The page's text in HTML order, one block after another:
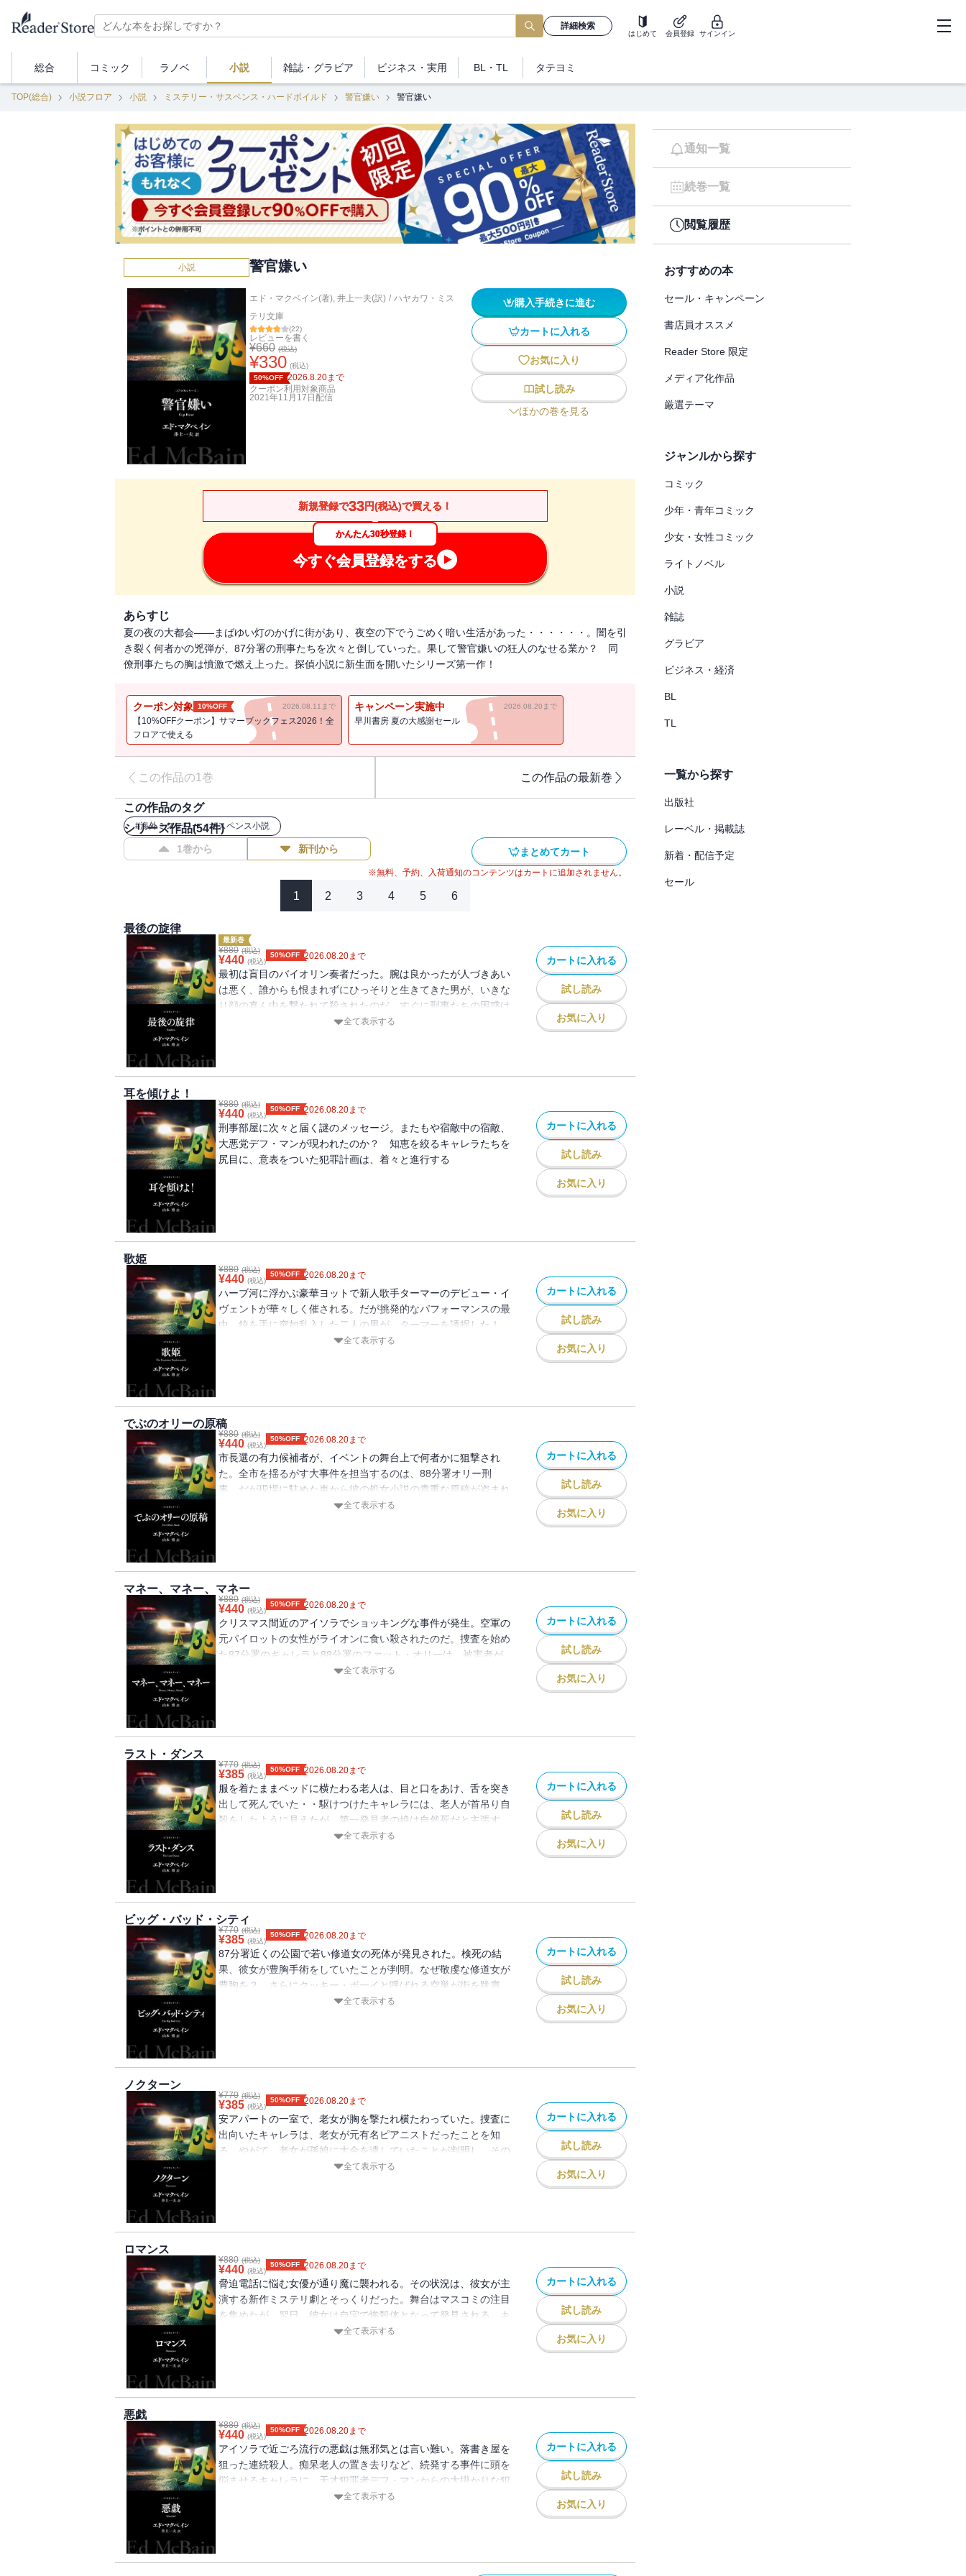
詳細検索
はじめて 会員登録 サインイン
総合 コミック ラノベ 小説 雑誌・ グラビア ビジネス ・実用 BL・TL タテヨミ
TOP(総合) 小説フロア 小説 ミステリー・サスペンス・ハードボイルド 警官嫌い 警官嫌い
小説 警官嫌い
エド・マクベイン(著), 井上一夫(訳) / ハヤカワ・ミス
テリ文庫
(22)
レビューを書く
¥660 (税込)
¥330 (税込)
50%OFF 2026.8.20まで
クーポン利用対象商品
2021年11月17日 配信
購入手続きに進む
カートに入れる
お気に入り
試し読み
ほかの巻を見る
新規登録で33円(税込)で買える！
かんたん30秒登録！
今すぐ会員登録をする
あらすじ
夏の夜の大都会――まばゆい灯のかげに街があり、夜空の下でうごめく暗い生活があった・・・・・・。闇を引
き裂く何者かの兇弾が、87分署の刑事たちを次々と倒していった。果して警官嫌いの狂人のなせる業か？ 同
僚刑事たちの胸は憤激で燃え上った。探偵小説に新生面を開いたシリーズ第一作！
クーポン対象 10%OFF 2026.08.11まで
【10%OFFクーポン】サマーブックフェス2026！全
フロアで使える
キャンペーン実施中 2026.08.20まで
早川書房 夏の大感謝セール
この作品の1巻 この作品の最新巻
この作品のタグ
#海外ミステリー・サスペンス小説
シリーズ作品(54件)
1巻から 新刊から まとめてカート
※無料、予約、入荷通知のコンテンツはカートに追加されません。
1 2 3 4 5 6
最後の旋律
最新巻
¥880 (税込)
¥440 (税込)
50%OFF 2026.08.20まで
最初は盲目のバイオリン奏者だった。腕は良かったが人づきあい
は悪く、誰からも恨まれずにひっそりと生きてきた男が、いきな
り顔の真ん中を撃たれて殺されたのだ。すぐに刑事たちの困惑は
深まることになる。今度は化粧品販売の女性が射殺されたのだ。
全て表示する
カートに入れる
試し読み
お気に入り
耳を傾けよ！
¥880 (税込)
¥440 (税込)
50%OFF 2026.08.20まで
刑事部屋に次々と届く謎のメッセージ。またもや宿敵中の宿敵、
大悪党デフ・マンが現われたのか？ 知恵を絞るキャレラたちを
尻目に、意表をついた犯罪計画は、着々と進行する
カートに入れる
試し読み
お気に入り
歌姫
¥880 (税込)
¥440 (税込)
50%OFF 2026.08.20まで
ハーブ河に浮かぶ豪華ヨットで新人歌手ターマーのデビュー・イ
ヴェントが華々しく催される。だが挑発的なパフォーマンスの最
中、銃を手に突如乱入した二人の男が、ターマーを誘拐した！
事件は87分署の管轄となるが、ＦＢＩが介入して・・・・・・
全て表示する
カートに入れる
試し読み
お気に入り
でぶのオリーの原稿
¥880 (税込)
¥440 (税込)
50%OFF 2026.08.20まで
市長選の有力候補者が、イベントの舞台上で何者かに狙撃され
た。全市を揺るがす大事件を担当するのは、88分署オリー刑
事。だが現場に駐めた車から彼の処女小説の貴重な原稿が盗まれ
てしまう。重大事件そっちのけで、オリーの関心は原稿の行方
全て表示する
カートに入れる
試し読み
お気に入り
マネー、マネー、マネー
¥880 (税込)
¥440 (税込)
50%OFF 2026.08.20まで
クリスマス間近のアイソラでショッキングな事件が発生。空軍の
元パイロットの女性がライオンに食い殺されたのだ。捜査を始め
た87分署のキャレラと88分署のファット・オリーは、被害者が
麻薬の運び屋をして大金を稼いでいたことをつかむ
全て表示する
カートに入れる
試し読み
お気に入り
ラスト・ダンス
¥770 (税込)
¥385 (税込)
50%OFF 2026.08.20まで
服を着たままベッドに横たわる老人は、目と口をあけ、舌を突き
出して死んでいた・・駆けつけたキャレラには、老人が首吊り自
殺をしたように見えたが、第一発見者の娘は自然死だと主張す
る。キャレラたちが娘を問い詰めると、自殺では保険金の受取額
全て表示する
カートに入れる
試し読み
お気に入り
ビッグ・バッド・シティ
¥770 (税込)
¥385 (税込)
50%OFF 2026.08.20まで
87分署近くの公園で若い修道女の死体が発見された。検死の結
果、彼女が豊胸手術をしていたことが判明。なぜ敬虔な修道女が
豊胸を？ さらにクッキー・ボーイと呼ばれる空巣が街を跋扈
し、キャレラの父を殺した男が今度はキャレラをつけ狙う。87
全て表示する
カートに入れる
試し読み
お気に入り
ノクターン
¥770 (税込)
¥385 (税込)
50%OFF 2026.08.20まで
安アパートの一室で、老女が胸を撃たれ横たわっていた。捜査に
出向いたキャレラは、老女が元有名ピアニストだったことを知
る。やがて、老女が孫娘に大金を遺していたことが判明し、その
金をめぐって熾烈な争奪戦が展開。アイソラの闇に沈む哀しくも
全て表示する
カートに入れる
試し読み
お気に入り
ロマンス
¥880 (税込)
¥440 (税込)
50%OFF 2026.08.20まで
脅迫電話に悩む女優が通り魔に襲われる。その状況は、彼女が主
演する新作ミステリ劇とそっくりだった。舞台はマスコミの注目
を集めたが、翌日、彼女は自宅で惨殺体となって発見される。キ
ャレラとクリングは劇団関係者に的を絞って捜査を開始する
全て表示する
カートに入れる
試し読み
お気に入り
悪戯
¥880 (税込)
¥440 (税込)
50%OFF 2026.08.20まで
アイソラで近ごろ流行の悪戯は無邪気とは言い難い。落書き屋を
狙った連続殺人。痴呆老人の置き去りなど、続発する事件に頭を
悩ませるキャレラに、天才犯罪者デフ・マンからの大掛かりな犯
罪計画をほのめかす挑戦状が舞い込む。累積する事件を解決し、
全て表示する
カートに入れる
試し読み
お気に入り
通知一覧
続巻一覧
閲覧履歴
おすすめの本
セール・キャンペーン
書店員オススメ
Reader Store 限定
メディア化作品
厳選テーマ
ジャンルから探す
コミック
少年・青年コミック
少女・女性コミック
ライトノベル
小説
雑誌
グラビア
ビジネス・経済
BL
TL
一覧から探す
出版社
レーベル・掲載誌
新着・配信予定
セール